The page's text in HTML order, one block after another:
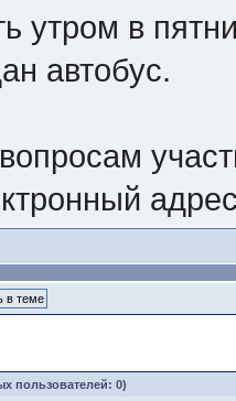
утром в
автобус.
пользователей: 0)